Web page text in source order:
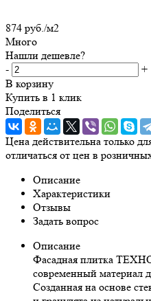
874 руб./м2
Много
Нашли дешевле?
-
+
В корзину
Купить в 1 клик
Поделиться
Цена действительна только
отличаться от цен в
Описание
Характеристики
Отзывы
Задать вопрос
Описание
Фасадная плитка
современный материал
Созданная на основе